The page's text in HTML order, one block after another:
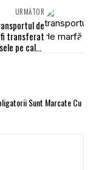
URMĂTOR
de
fi transferat
pe calea
Sunt Marcate Cu